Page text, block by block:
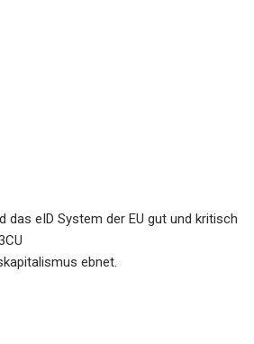
eID System der EU gut und kritisch
ebnet.